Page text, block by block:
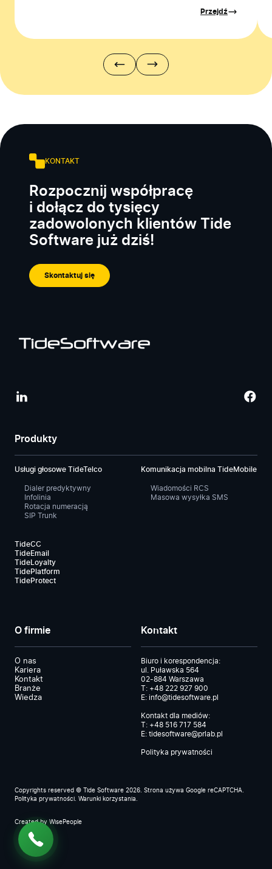
Przejdź
KONTAKT
Rozpocznij współpracę
i dołącz do tysięcy
zadowolonych klientów Tide
Software już dziś!
Skontaktuj się
Produkty
Usługi głosowe TideTelco
Dialer predyktywny
Infolinia
Rotacja numeracją
SIP Trunk
Komunikacja mobilna TideMobile
Wiadomości RCS
Masowa wysyłka SMS
TideCC
TideEmail
TideLoyalty
TidePlatform
TideProtect
O firmie
O nas
Kariera
Kontakt
Branże
Wiedza
Kontakt
Biuro i korespondencja:
ul. Puławska 564
02-884 Warszawa
T: +48 222 927 900
E: info@tidesoftware.pl
Kontakt dla mediów:
T: +48 516 717 584
E: tidesoftware@prlab.pl
Polityka prywatności
Copyrights reserved © Tide Software 2026. Strona używa Google reCAPTCHA.
Polityka prywatności . Warunki korzystania.
Created by WisePeople